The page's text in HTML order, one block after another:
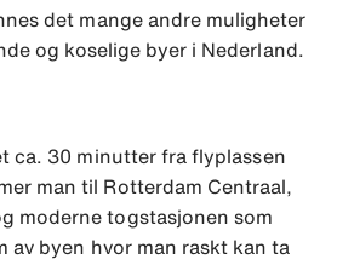
det mange andre muligheter
og koselige byer i Nederland.
ca. 30 minutter fra flyplassen
man til Rotterdam Centraal,
moderne togstasjonen som
av byen hvor man raskt kan ta